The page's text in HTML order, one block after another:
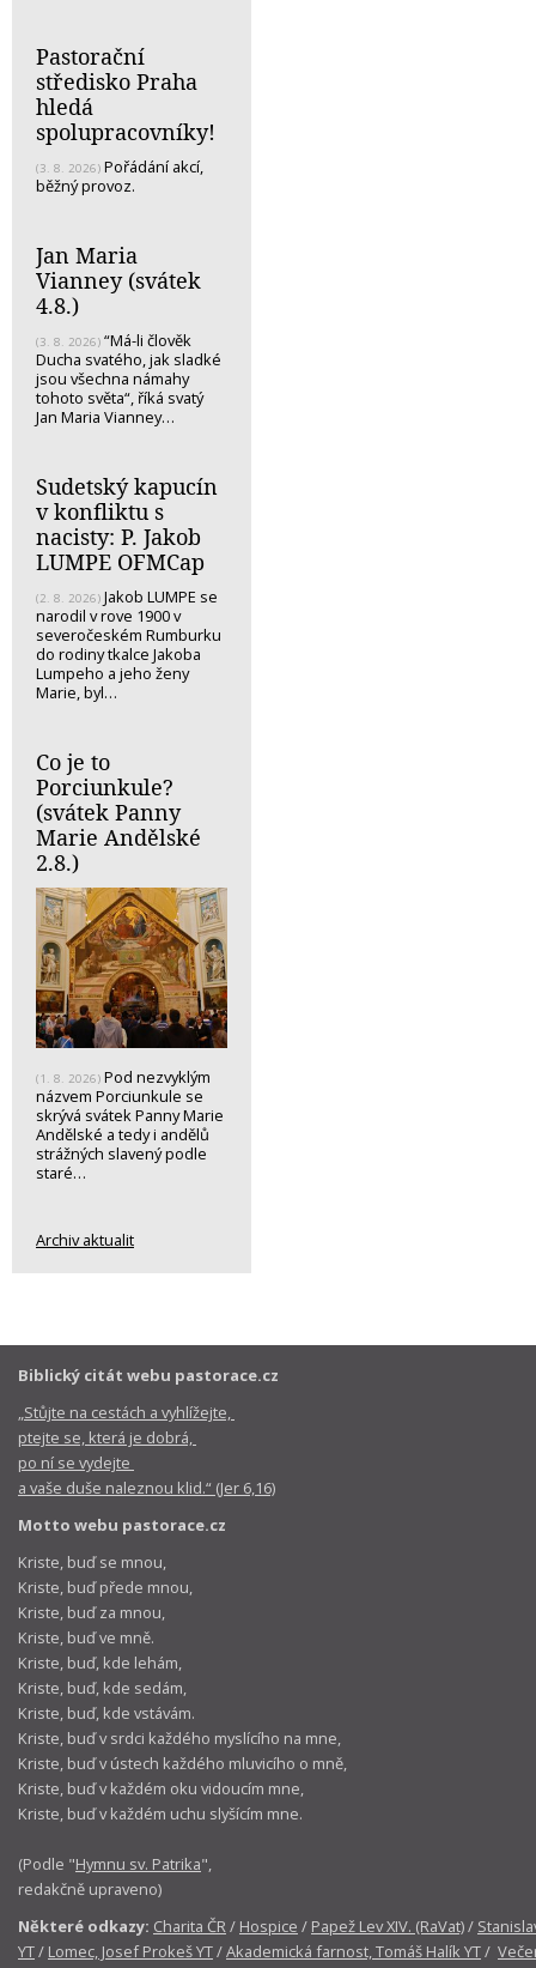
Pastorační
středisko Praha
hledá
spolupracovníky!
(3. 8. 2026) Pořádání akcí,
běžný provoz.
Jan Maria
Vianney (svátek
4.8.)
(3. 8. 2026) “Má-li člověk
Ducha svatého, jak sladké
jsou všechna námahy
tohoto světa“, říká svatý
Jan Maria Vianney…
Sudetský kapucín
v konfliktu s
nacisty: P. Jakob
LUMPE OFMCap
(2. 8. 2026) Jakob LUMPE se
narodil v rove 1900 v
severočeském Rumburku
do rodiny tkalce Jakoba
Lumpeho a jeho ženy
Marie, byl…
Co je to
Porciunkule?
(svátek Panny
Marie Andělské
2.8.)
(1. 8. 2026) Pod nezvyklým
názvem Porciunkule se
skrývá svátek Panny Marie
Andělské a tedy i andělů
strážných slavený podle
staré…
Archiv aktualit
Biblický citát webu pastorace.cz
„Stůjte na cestách a vyhlížejte,
ptejte se, která je dobrá,
po ní se vydejte
a vaše duše naleznou klid.“ (Jer 6,16)
Motto webu pastorace.cz
Kriste, buď se mnou,
Kriste, buď přede mnou,
Kriste, buď za mnou,
Kriste, buď ve mně.
Kriste, buď, kde lehám,
Kriste, buď, kde sedám,
Kriste, buď, kde vstávám.
Kriste, buď v srdci každého myslícího na mne,
Kriste, buď v ústech každého mluvicího o mně,
Kriste, buď v každém oku vidoucím mne,
Kriste, buď v každém uchu slyšícím mne.
(Podle "Hymnu sv. Patrika",
redakčně upraveno)
Některé odkazy: Charita ČR/ Hospice / Papež Lev XIV. (RaVat)/
YT/ Lomec, Josef Prokeš YT/Akademická farnost, Tomáš Halík YT/